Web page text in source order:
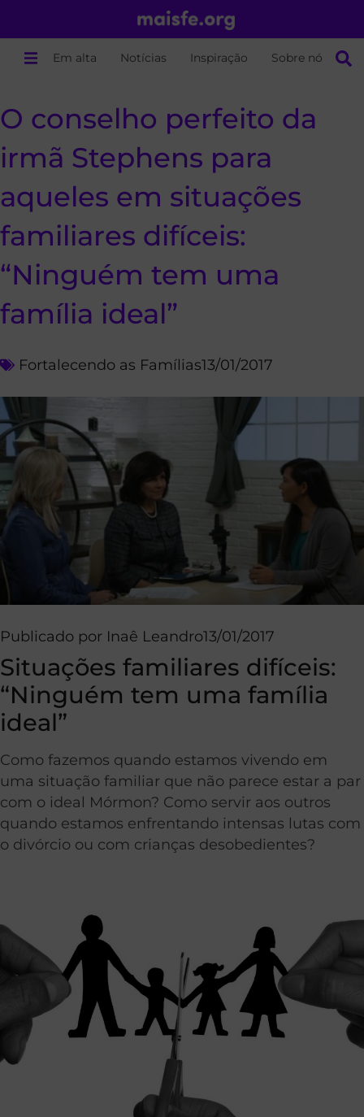
Em alta Notícias Inspiração Sobre nós
O conselho perfeito da
irmã Stephens para
aqueles em situações
familiares difíceis:
“Ninguém tem uma
família ideal”
Fortalecendo as Famílias13/01/2017
Publicado por Inaê Leandro13/01/2017
Situações familiares difíceis:
“Ninguém tem uma família
ideal”
Como fazemos quando estamos vivendo em
uma situação familiar que não parece estar a par
com o ideal Mórmon? Como servir aos outros
quando estamos enfrentando intensas lutas com
o divórcio ou com crianças desobedientes?